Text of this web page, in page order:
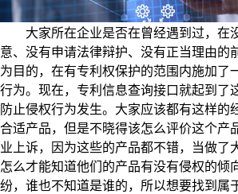
大家所在企业是否在曾经遇到过，在
意、没有申请法律辩护、没有正当理由的
为目的，在有专利权保护的范围内施加了
行为。现在，专利信息查询接口就起到了
防止侵权行为发生。大家应该都有这样的
合适产品，但是不晓得该怎么评价这个产
业上诉，因为这些的产品都不错，当做了
怎么才能知道他们的产品有没有侵权的倾
纷，谁也不知道是谁的，所以想要找到属